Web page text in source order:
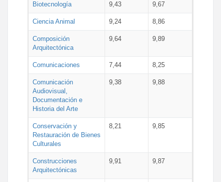
Biotecnología 9,43 9,67
Ciencia Animal 9,24 8,86
Composición
Arquitectónica
9,64 9,89
Comunicaciones 7,44 8,25
Comunicación
Audiovisual,
Documentación e
Historia del Arte
9,38 9,88
Conservación y
Restauración de Bienes
Culturales
8,21 9,85
Construcciones
Arquitectónicas
9,91 9,87